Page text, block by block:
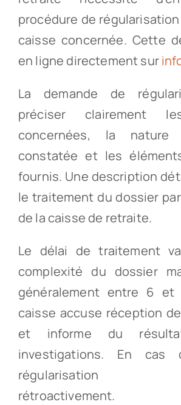
procédure de
caisse concernée. Cette
en ligne directement sur
La demande de
préciser clairement
concernées, la nature
constatée et les
fournis. Une description
le traitement du dossier
de la caisse de retraite.
Le délai de traitement
complexité du dossier
généralement entre 6 et
caisse accuse réception
et informe du
investigations. En cas
régularisation
rétroactivement.